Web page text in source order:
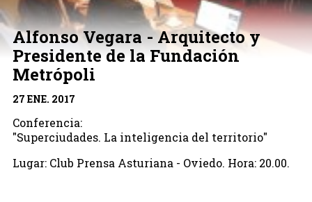
Alfonso Vegara - Arquitecto y
Presidente de la Fundación
Metrópoli
27 ENE. 2017
Conferencia:
"Superciudades. La inteligencia del territorio"
Lugar: Club Prensa Asturiana - Oviedo. Hora: 20.00.